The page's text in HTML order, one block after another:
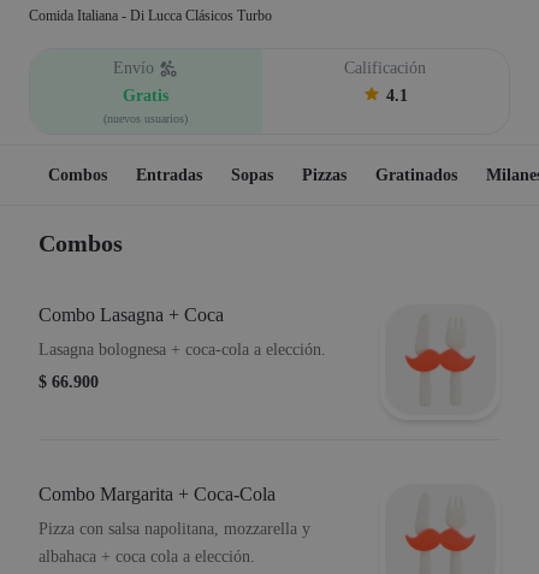
Comida Italiana - Di Lucca Clásicos Turbo
Envío
Gratis
(nuevos usuarios)
Calificación
4.1
Combos Entradas Sopas Pizzas Gratinados
Combos
Combo Lasagna + Coca
Lasagna bolognesa + coca-cola a elección.
$ 66.900
Combo Margarita + Coca-Cola
Pizza con salsa napolitana, mozzarella y
albahaca + coca cola a elección.